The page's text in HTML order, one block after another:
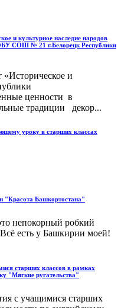
и культурное наследие народов
СОШ № 21 г.Белорецк Республики
«Историческое и
ценности в
традиции декор...
уроку в старших классах
"Красота Башкортостана"
непокорный робкий
есть у Башкирии моей!
старших классов в рамках
"Мягкие ругательства"
с учащимися старших